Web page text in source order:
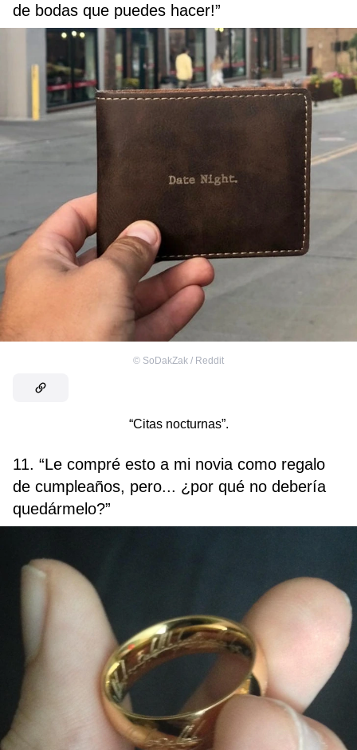
de bodas que puedes hacer!”
© SoDakZak / Reddit
“Citas nocturnas”.
11. “Le compré esto a mi novia como regalo
de cumpleaños, pero... ¿por qué no debería
quedármelo?”